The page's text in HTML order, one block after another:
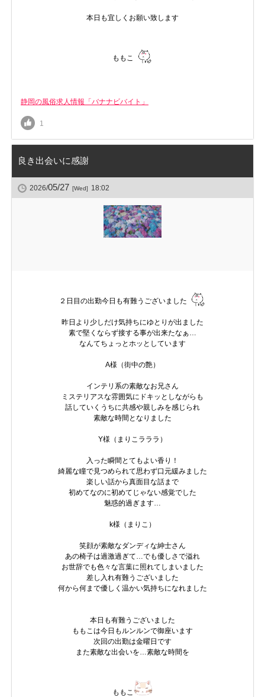
本日も宜しくお願い致します
ももこ
静岡の風俗求人情報「バナナビバイト」
1
良き出会いに感謝
2026/05/27 [Wed] 18:02
２日目の出勤今日も有難うございました
昨日より少しだけ気持ちにゆとりが出ました
素で堅くならず接する事が出来たなぁ…
なんてちょっとホッとしています
A様（街中の艶）
インテリ系の素敵なお兄さん
ミステリアスな雰囲気にドキッとしながらも
話していくうちに共感や親しみを感じられ
素敵な時間となりました
Y様（まりこラララ）
入った瞬間とてもよい香り！
綺麗な瞳で見つめられて思わず口元緩みました
楽しい話から真面目な話まで
初めてなのに初めてじゃない感覚でした
魅惑的過ぎます…
k様（まりこ）
笑顔が素敵なダンディな紳士さん
あの椅子は過激過ぎて…でも優しさで溢れ
お世辞でも色々な言葉に照れてしまいました
差し入れ有難うございました
何から何まで優しく温かい気持ちになれました
本日も有難うございました
ももこは今日もルンルンで御座います
次回の出勤は金曜日です
また素敵な出会いを…素敵な時間を
ももこ